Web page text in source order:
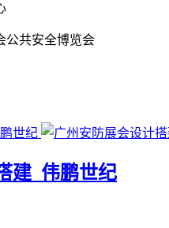
共安全博览会
建_伟鹏世纪